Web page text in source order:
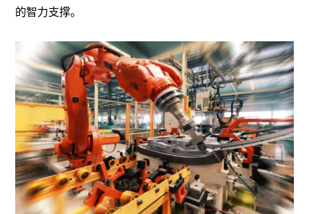
的智力支撑。